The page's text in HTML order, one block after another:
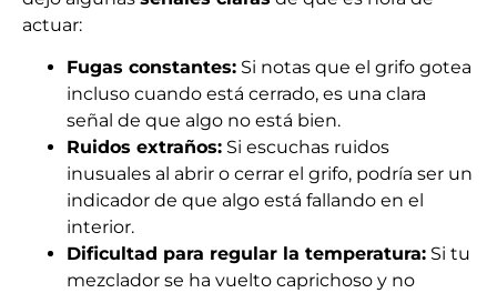
actuar:
Fugas constantes: Si notas que el grifo gotea
incluso cuando está cerrado, es una clara
señal de que algo no está bien.
Ruidos extraños: Si escuchas ruidos
inusuales al abrir o cerrar el grifo, podría ser un
indicador de que algo está fallando en el
interior.
Dificultad para regular la temperatura: Si tu
mezclador se ha vuelto caprichoso y no